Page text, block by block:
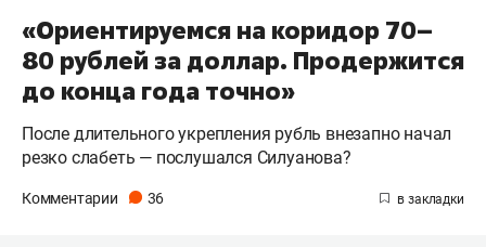
«Ориентируемся на коридор 70–
80 рублей за доллар. Продержится
до конца года точно»
После длительного укрепления рубль внезапно начал
резко слабеть — послушался Силуанова?
Комментарии 36